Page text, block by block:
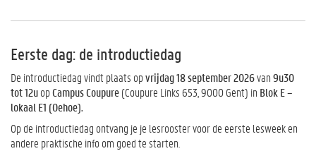
Eerste dag: de introductiedag
De introductiedag vindt plaats opvrijdag 18september 2026van9u30
tot 12uopCampus Coupure(Coupure Links 653, 9000 Gent) in Blok E –
lokaal E1 (Oehoe).
Op de introductiedag ontvang je je lesrooster voor de eerste lesweek en
andere praktische info om goed te starten.